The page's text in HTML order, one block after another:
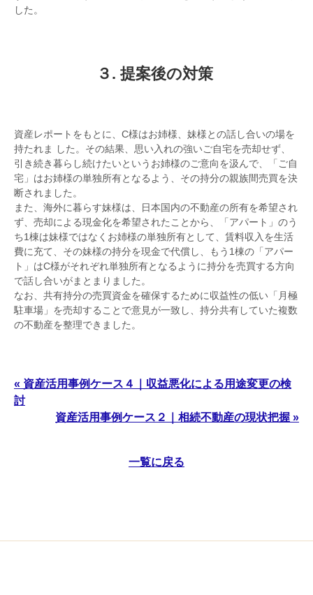
した。
３. 提案後の対策
資産レポートをもとに、C様はお姉様、妹様との話し合いの場を
持たれま した。その結果、思い入れの強いご自宅を売却せず、
引き続き暮らし続けたいというお姉様のご意向を汲んで、「ご自
宅」はお姉様の単独所有となるよう、その持分の親族間売買を決
断されました。
また、海外に暮らす妹様は、日本国内の不動産の所有を希望され
ず、売却による現金化を希望されたことから、「アパート」のう
ち1棟は妹様ではなくお姉様の単独所有として、賃料収入を生活
費に充て、その妹様の持分を現金で代償し、もう1棟の「アパー
ト」はC様がそれぞれ単独所有となるように持分を売買する方向
で話し合いがまとまりました。
なお、共有持分の売買資金を確保するために収益性の低い「月極
駐車場」を売却することで意見が一致し、持分共有していた複数
の不動産を整理できました。
« 資産活用事例ケース４｜収益悪化による用途変更の検
討
資産活用事例ケース２｜相続不動産の現状把握 »
一覧に戻る